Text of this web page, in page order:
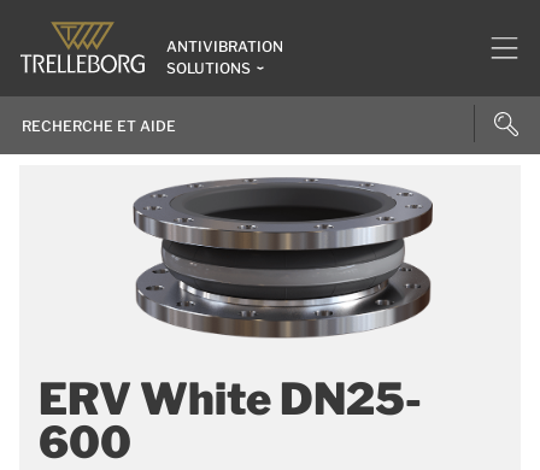
ANTIVIBRATION
SOLUTIONS
ERV White DN25-
600